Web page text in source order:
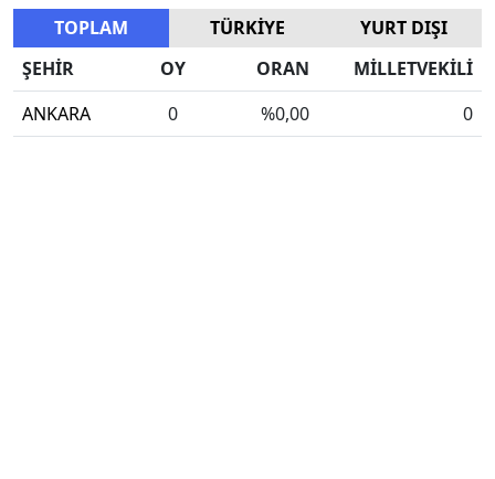
TOPLAM TÜRKİYE
YURT DIŞI
ŞEHİR
OY ORAN
MİLLETVEKİLİ
ANKARA
0 %0,00 0